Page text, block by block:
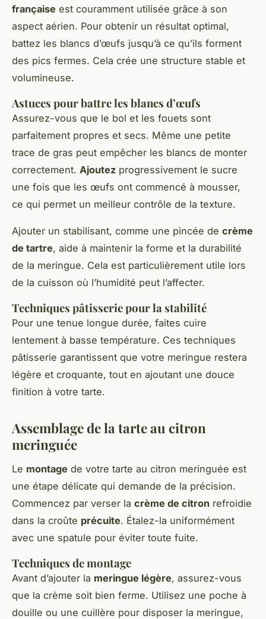
française est couramment utilisée grâce à son
aspect aérien. Pour obtenir un résultat optimal,
battez les blancs d’œufs jusqu’à ce qu’ils forment
des pics fermes. Cela crée une structure stable et
volumineuse.
Astuces pour battre les blancs d’œufs
Assurez-vous que le bol et les fouets sont
parfaitement propres et secs. Même une petite
trace de gras peut empêcher les blancs de monter
correctement. Ajoutez progressivement le sucre
une fois que les œufs ont commencé à mousser,
ce qui permet un meilleur contrôle de la texture.
Ajouter un stabilisant, comme une pincée de crème
de tartre, aide à maintenir la forme et la durabilité
de la meringue. Cela est particulièrement utile lors
de la cuisson où l’humidité peut l’affecter.
Techniques pâtisserie pour la stabilité
Pour une tenue longue durée, faites cuire
lentement à basse température. Ces techniques
pâtisserie garantissent que votre meringue restera
légère et croquante, tout en ajoutant une douce
finition à votre tarte.
Assemblage de la tarte au citron
meringuée
Le montage de votre tarte au citron meringuée est
une étape délicate qui demande de la précision.
Commencez par verser la crème de citron refroidie
dans la croûte précuite. Étalez-la uniformément
avec une spatule pour éviter toute fuite.
Techniques de montage
Avant d’ajouter la meringue légère, assurez-vous
que la crème soit bien ferme. Utilisez une poche à
douille ou une cuillère pour disposer la meringue,